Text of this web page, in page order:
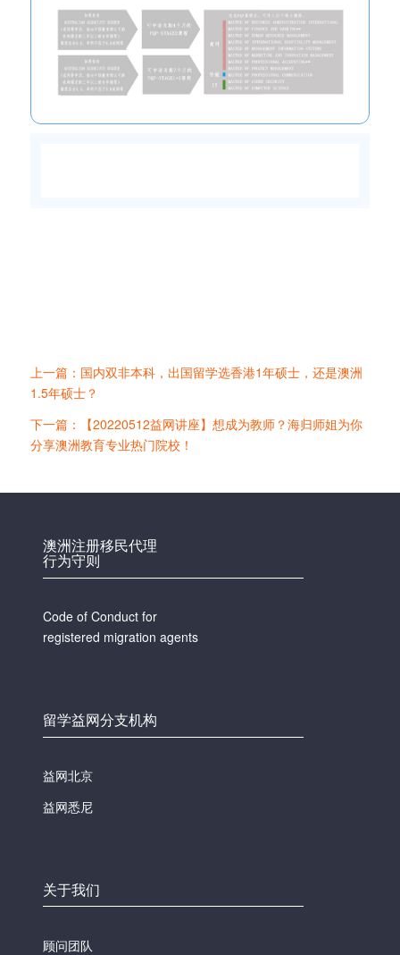
上一篇：国内双非本科，出国留学选香港1年硕士，还是澳洲
1.5年硕士？
下一篇：【20220512益网讲座】想成为教师？海归师姐为你
分享澳洲教育专业热门院校！
澳洲注册移民代理
行为守则
Code of Conduct for
registered migration agents
留学益网分支机构
益网北京
益网悉尼
关于我们
顾问团队